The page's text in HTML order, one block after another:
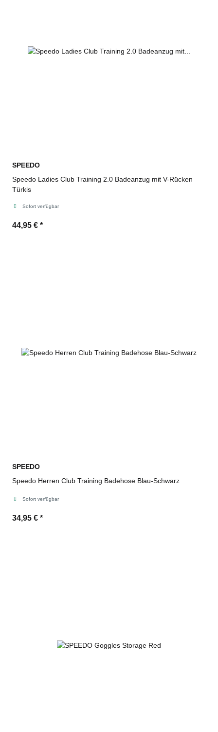
SPEEDO
Speedo Ladies Club Training 2.0 Badeanzug mit V-Rücken
Türkis
Sofort verfügbar
44,95 € *
SPEEDO
Speedo Herren Club Training Badehose Blau-Schwarz
Sofort verfügbar
34,95 € *